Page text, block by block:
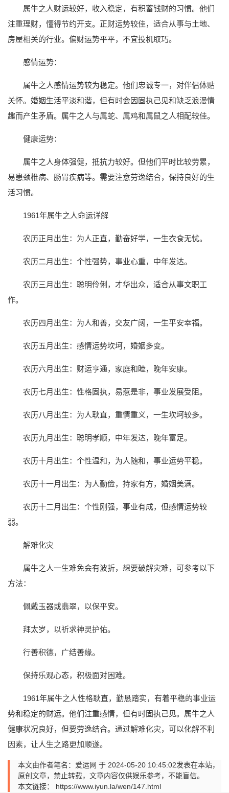
属牛之人财运较好，收入稳定，有积蓄钱财的习惯。他们
注重理财，懂得节约开支。正财运势较佳，适合从事与土地、
房屋相关的行业。偏财运势平平，不宜投机取巧。
感情运势：
属牛之人感情运势较为稳定。他们忠诚专一，对伴侣体贴
关怀。婚姻生活平淡和谐，但有时会因固执己见和缺乏浪漫情
趣而产生矛盾。属牛之人与属蛇、属鸡和属鼠之人相配较佳。
健康运势：
属牛之人身体强健，抵抗力较好。但他们平时比较劳累，
易患颈椎病、肠胃疾病等。需要注意劳逸结合，保持良好的生
活习惯。
1961年属牛之人命运详解
农历正月出生：为人正直，勤奋好学，一生衣食无忧。
农历二月出生：个性强势，事业心重，中年发达。
农历三月出生：聪明伶俐，才华出众，适合从事文职工
作。
农历四月出生：为人和善，交友广阔，一生平安幸福。
农历五月出生：感情运势坎坷，婚姻多变。
农历六月出生：财运亨通，家庭和睦，晚年安康。
农历七月出生：性格固执，易惹是非，事业发展受阻。
农历八月出生：为人耿直，重情重义，一生坎坷较多。
农历九月出生：聪明孝顺，中年发达，晚年富足。
农历十月出生：个性温和，为人随和，事业运势平稳。
农历十一月出生：为人勤俭，持家有方，婚姻美满。
农历十二月出生：个性刚强，事业有成，但感情运势较
弱。
解难化灾
属牛之人一生难免会有波折，想要破解灾难，可参考以下
方法：
佩戴玉器或翡翠，以保平安。
拜太岁，以祈求神灵护佑。
行善积德，广结善缘。
保持乐观心态，积极面对困难。
1961年属牛之人性格耿直，勤恳踏实，有着平稳的事业运
势和稳定的财运。他们注重感情，但有时固执己见。属牛之人
健康状况良好，但要劳逸结合。通过解难化灾，可以化解不利
因素，让人生之路更加顺遂。
本文由作者笔名：爱运网 于 2024-05-20 10:45:02发表在本站，
原创文章，禁止转载，文章内容仅供娱乐参考，不能盲信。
本文链接： https://www.iyun.la/wen/147.html